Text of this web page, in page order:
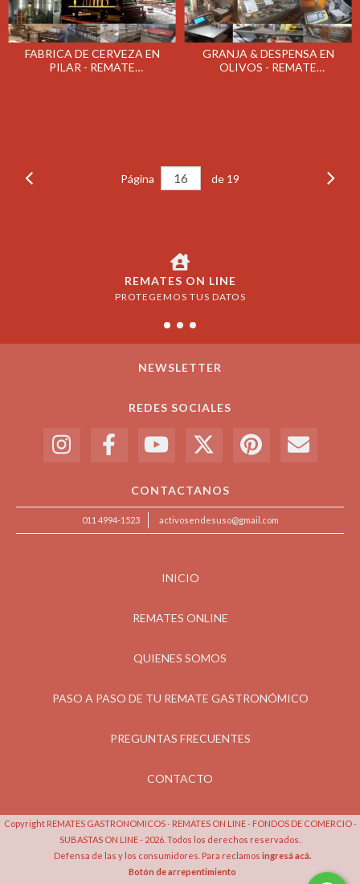
FABRICA DE CERVEZA EN
PILAR - REMATE
GRANJA & DESPENSA EN
OLIVOS - REMATE
Página de 19
REMATES ON LINE
PROTEGEMOS TUS DATOS
NEWSLETTER
REDES SOCIALES
CONTACTANOS
011 4994-1523 activosendesuso@gmail.com
INICIO
REMATES ONLINE
QUIENES SOMOS
PASO A PASO DE TU REMATE GASTRONÓMICO
PREGUNTAS FRECUENTES
CONTACTO
Copyright REMATES GASTRONOMICOS - REMATES ON LINE - FONDOS DE COMERCIO -
SUBASTAS ON LINE - 2026. Todos los derechos reservados.
Defensa de las y los consumidores. Para reclamos ingresá acá.
Botón de arrepentimiento